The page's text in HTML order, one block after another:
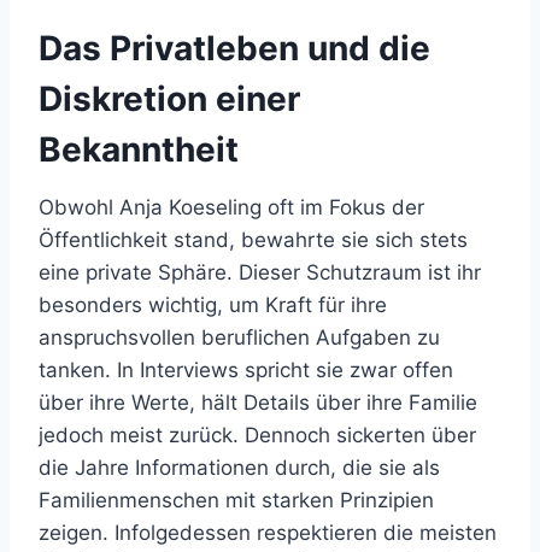
Das Privatleben und die
Diskretion einer
Bekanntheit
Obwohl Anja Koeseling oft im Fokus der
Öffentlichkeit stand, bewahrte sie sich stets
eine private Sphäre. Dieser Schutzraum ist ihr
besonders wichtig, um Kraft für ihre
anspruchsvollen beruflichen Aufgaben zu
tanken. In Interviews spricht sie zwar offen
über ihre Werte, hält Details über ihre Familie
jedoch meist zurück. Dennoch sickerten über
die Jahre Informationen durch, die sie als
Familienmenschen mit starken Prinzipien
zeigen. Infolgedessen respektieren die meisten